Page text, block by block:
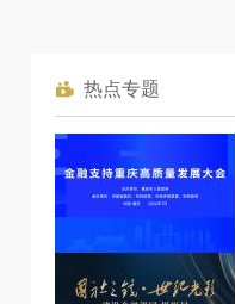
热点专题